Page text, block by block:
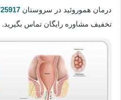
درمان هموروئید در سروستان
تخفیف مشاوره رایگان تماس بگیرید.